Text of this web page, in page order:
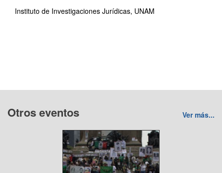
Instituto de Investigaciones Jurídicas, UNAM
Otros eventos Ver más...